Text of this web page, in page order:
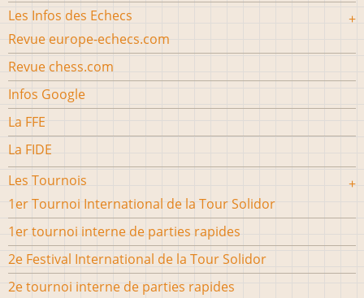
Les Infos des Echecs
Revue europe-echecs.com
Revue chess.com
Infos Google
La FFE
La FIDE
Les Tournois
1er Tournoi International de la Tour Solidor
1er tournoi interne de parties rapides
2e Festival International de la Tour Solidor
2e tournoi interne de parties rapides